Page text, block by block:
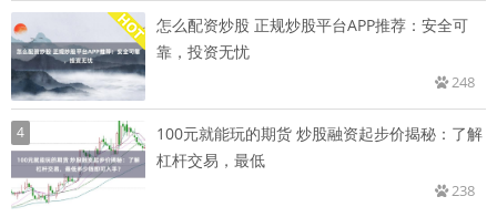
怎么配资炒股 正规炒股平台APP推荐：安全可
靠，投资无忧
248
4
100元就能玩的期货 炒股融资起步价揭秘：了解
杠杆交易，最低
238